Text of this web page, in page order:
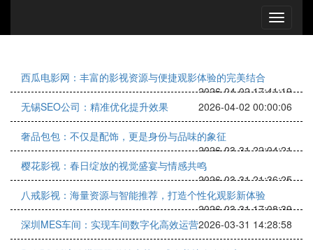
西瓜电影网：丰富的影视资源与便捷观影体验的完美结合
2026-04-02 17:41:19
无锡SEO公司：精准优化提升效果
2026-04-02 00:00:06
奢品包包：不仅是配饰，更是身份与品味的象征
2026-03-31 22:04:21
樱花影视：春日绽放的视觉盛宴与情感共鸣
2026-03-31 21:36:25
八戒影视：海量资源与智能推荐，打造个性化观影新体验
2026-03-31 17:08:39
深圳MES车间：实现车间数字化高效运营2026-03-31 14:28:58